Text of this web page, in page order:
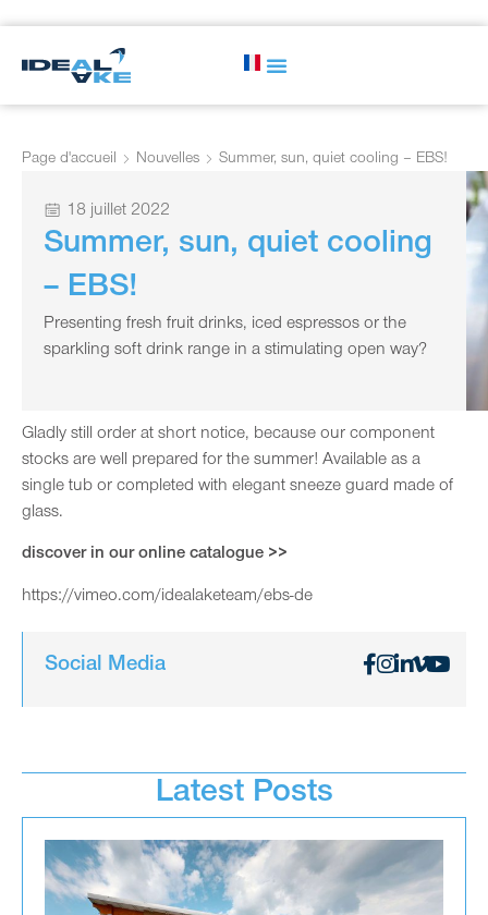
Page d'accueil Nouvelles Summer, sun, quiet cooling – EBS!
18 juillet 2022
Summer, sun, quiet cooling
– EBS!
Presenting fresh fruit drinks, iced espressos or the
sparkling soft drink range in a stimulating open way?
Gladly still order at short notice, because our component
stocks are well prepared for the summer! Available as a
single tub or completed with elegant sneeze guard made of
glass.
discover in our online catalogue >>
https://vimeo.com/idealaketeam/ebs-de
Social Media
Latest Posts